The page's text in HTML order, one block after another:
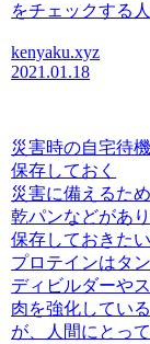
をチェックする
kenyaku.xyz
2021.01.18
災害時の自宅待
保存しておく
災害に備えるた
乾パンなどがあ
保存しておきた
プロテインはタ
ディビルダーや
肉を強化してい
が、人間にとっ